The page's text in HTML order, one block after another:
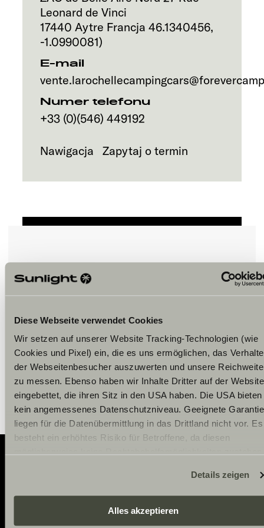
Diese Webseite verwendet Cookies
Wir setzen auf unserer Website Tracking-Technologien (wie
Cookies und Pixel) ein, die es uns ermöglichen, das
der Webseitenbesucher auszuwerten und unsere Reichweite
zu messen. Ebenso haben wir Inhalte Dritter auf der Website
eingebettet, die ihren Sitz in den USA haben. Die USA bieten
kein angemessenes Datenschutzniveau. Geeignete
liegen für die Datenübermittlung in das Drittland nicht vor. Es
besteht ein erhöhtes Risiko für Betroffene, da diesen
verarbeiten und mit anderen Daten zusammenführen.
Informationen finden Sie hier:Datenschutzerklärung/
Datenschutzerklärung Sunlight Business
oder wählen Sie einzelne Cookies/Dienste in den
Details zeigen
Alles akzeptieren
Leonard de Vinci
17440 Aytre Francja 46.1340456,
-1.0990081)
E-mail
Numer telefonu
+33 (0)(546) 449192
Nawigacja Zapytaj o termin
cookie, aby zobaczyć treści.
Ustawienia plików cookie